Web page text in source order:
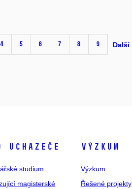
4 5 6 7 8 9 Další
uchazeče
studium
magisterské
Výzkum
Výzkum
Řešené projekty